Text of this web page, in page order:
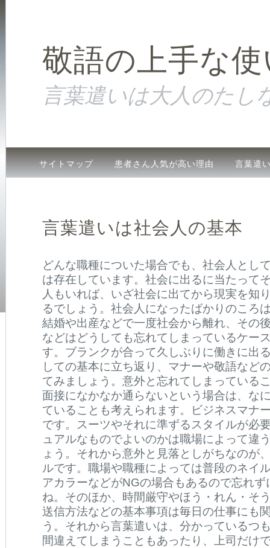
敬語の上手な
言葉遣いは大人のたし
サイトマップ 患者さん人気が高い理由 言葉遣
言葉遣いは社会人の基本
どんな職種についた場合でも、社会人とし
は存在しています。社会に出るに当たって
人もいれば、いざ社会に出てから現実を知
るでしょう。社会人になったばかりのころ
結婚や出産などで一度社会から離れ、その
などはどうしても忘れてしまっているケー
す。ブランクが合って久しぶりに働きに出
しての基本に立ち返り、マナーや敬語など
てみましょう。意外と忘れてしまっている
面接になかなか通らないという場合は、な
ていることも考えられます。ビジネスマナ
です。スーツやそれに準ずるスタイルが必
ュアルなものでよいのかは職場によって違
ょう。それから意外と見落としがちなのが
ルです。職場や職種によっては普段のネイ
アカラーなどがNGの場合もあるので忘れ
ね。そのほか、時間厳守やほう・れん・そ
送信方法などの基本事項は毎日の仕事にも
う。それから言葉遣いは、分かっているつ
間違えてしまうこともあったり、上司だけ